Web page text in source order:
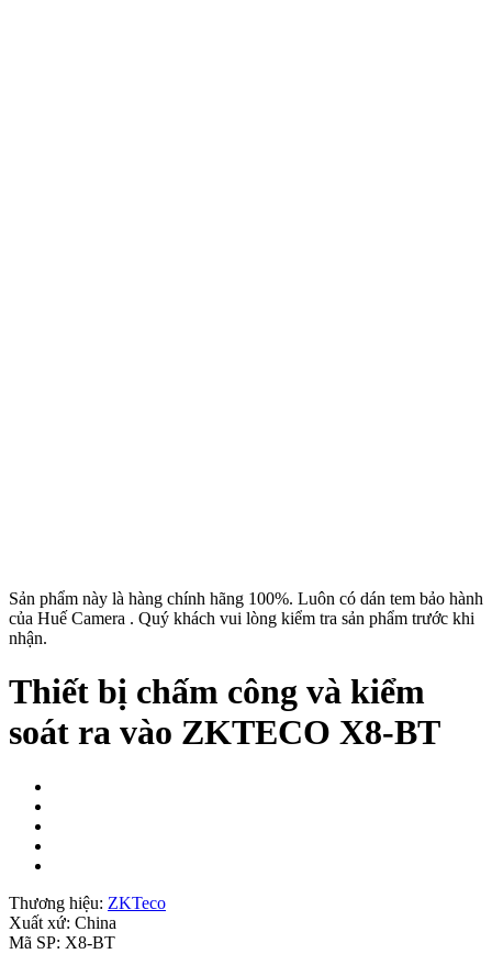
Sản phẩm này là hàng chính hãng 100%. Luôn có dán tem bảo hành
của Huế Camera . Quý khách vui lòng kiểm tra sản phẩm trước khi
nhận.
Thiết bị chấm công và kiểm
soát ra vào ZKTECO X8-BT
Thương hiệu: ZKTeco
Xuất xứ: China
Mã SP: X8-BT